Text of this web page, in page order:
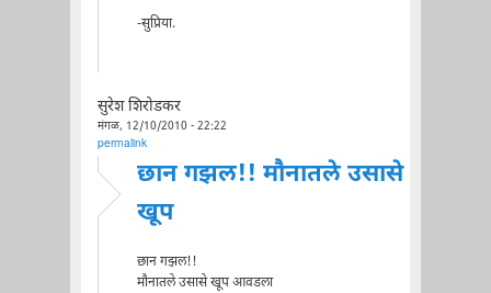
-सुप्रिया.
सुरेश शिरोडकर
मंगळ, 12/10/2010 - 22:22
permalink
छान गझल!! मौनातले उसासे
खूप
छान गझल!!
मौनातले उसासे खूप आवडला